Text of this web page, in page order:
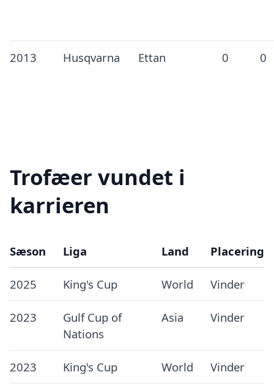
2013 Husqvarna Ettan 0 0
Trofæer vundet i
karrieren
Sæson Liga Land Placering
2025 King's Cup World Vinder
2023
Gulf Cup of
Nations
Asia Vinder
2023 King's Cup World Vinder